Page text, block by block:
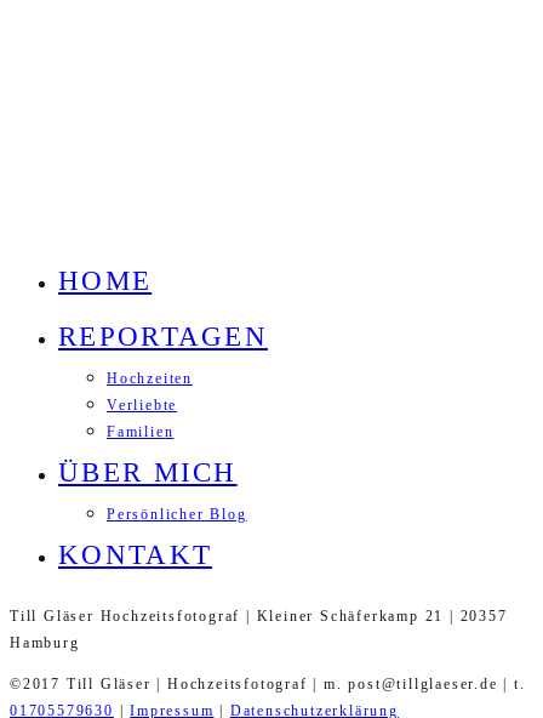
HOME
REPORTAGEN
Hochzeiten
Verliebte
Familien
ÜBER MICH
Persönlicher Blog
KONTAKT
Till Gläser Hochzeitsfotograf | Kleiner Schäferkamp 21 | 20357
Hamburg
©2017 Till Gläser | Hochzeitsfotograf | m. post@tillglaeser.de | t.
01705579630
|Impressum Datenschutzerklärung